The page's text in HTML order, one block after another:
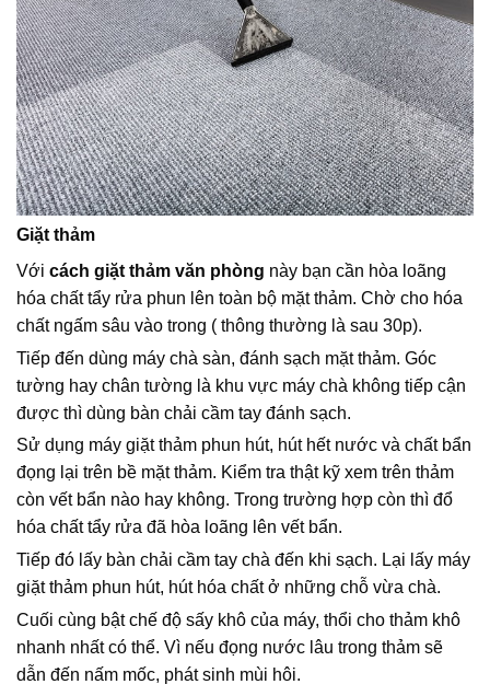
Giặt thảm
Với cách giặt thảm văn phòng này bạn cần hòa loãng
hóa chất tẩy rửa phun lên toàn bộ mặt thảm. Chờ cho hóa
chất ngấm sâu vào trong ( thông thường là sau 30p).
Tiếp đến dùng máy chà sàn, đánh sạch mặt thảm. Góc
tường hay chân tường là khu vực máy chà không tiếp cận
được thì dùng bàn chải cầm tay đánh sạch.
Sử dụng máy giặt thảm phun hút, hút hết nước và chất bẩn
đọng lại trên bề mặt thảm. Kiểm tra thật kỹ xem trên thảm
còn vết bẩn nào hay không. Trong trường hợp còn thì đổ
hóa chất tẩy rửa đã hòa loãng lên vết bẩn.
Tiếp đó lấy bàn chải cầm tay chà đến khi sạch. Lại lấy máy
giặt thảm phun hút, hút hóa chất ở những chỗ vừa chà.
Cuối cùng bật chế độ sấy khô của máy, thổi cho thảm khô
nhanh nhất có thể. Vì nếu đọng nước lâu trong thảm sẽ
dẫn đến nấm mốc, phát sinh mùi hôi.